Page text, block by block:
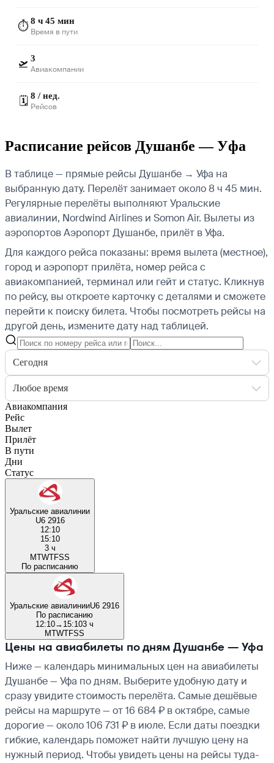
⏱️8 ч 45 мин
Время в пути
🛫 3
Авиакомпании
🗓️ 8 / нед.
Рейсов
Расписание рейсов Душанбе — Уфа
В таблице — прямые рейсы Душанбе → Уфа на
выбранную дату. Перелёт занимает около 8 ч 45 мин.
Регулярные перелёты выполняют Уральские
авиалинии, Nordwind Airlines и Somon Air. Вылеты из
аэропортов Аэропорт Душанбе, прилёт в Уфа.
Для каждого рейса показаны: время вылета (местное),
город и аэропорт прилёта, номер рейса с
авиакомпанией, терминал или гейт и статус. Кликнув
по рейсу, вы откроете карточку с деталями и сможете
перейти к поиску билета. Чтобы посмотреть рейсы на
другой день, измените дату над таблицей.
Сегодня
Любое время
Авиакомпания
Рейс
Вылет
Прилёт
В пути
Дни
Статус
Уральские авиалинии
U6 2916
12:10
15:10
3 ч
MTWTFSS
По расписанию
Уральские авиалинииU6 2916
По расписанию
12:10→ 15:103 ч
MTWTFSS
Цены на авиабилеты по дням Душанбе — Уфа
Ниже — календарь минимальных цен на авиабилеты
Душанбе — Уфа по дням. Выберите удобную дату и
сразу увидите стоимость перелёта. Самые дешёвые
рейсы на маршруте — от 16 684 ₽ в октябре, самые
дорогие — около 106 731 ₽ в июле. Если даты поездки
гибкие, календарь поможет найти лучшую цену на
нужный период. Чтобы увидеть цены на рейсы туда-